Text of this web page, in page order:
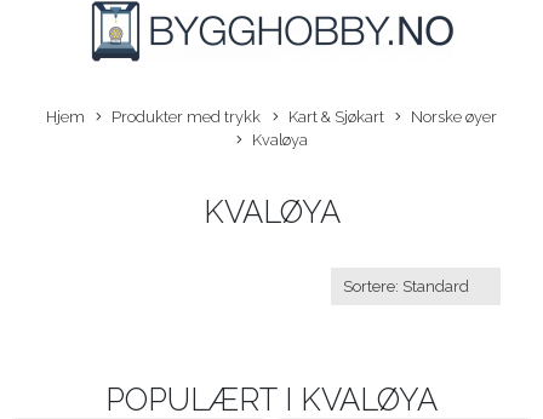
Hjem Produkter med trykk Kart & Sjøkart
Norske øyer
Kvaløya
KVALØYA
POPULÆRT I KVALØYA